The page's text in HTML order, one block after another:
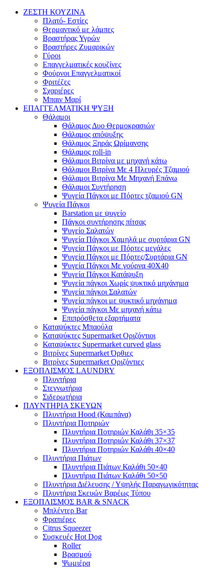
ΖΕΣΤΗ ΚΟΥΖΙΝΑ
Πλατό- Εστίες
Θερμαντικό με λάμπες
Βραστήρας Υγρών
Βραστήρες Ζυμαρικών
Γύροι
Επαγγελματικές κουζίνες
Φούρνοι Επαγγελματικοί
Φριτέζες
Σχαριέρες
Μπαιν Μαρί
ΕΠΑΓΓΕΛΜΑΤΙΚΗ ΨΥΞΗ
Θάλαμοι
Θάλαμος Δυο Θερμοκρασιών
Θάλαμος απόψυξης
Θάλαμος Ξηράς Ωρίμανσης
Θάλαμος roll-in
Θάλαμοι Βιτρίνα με μηχανή κάτω
Θάλαμοι Βιτρίνα Με 4 Πλευρές Τζαμιού
Θάλαμοι Βιτρίνα Με Μηχανή Επάνω
Θάλαμοι Συντήρηση
Ψυγεία Πάγκοι με Πόρτες τζαμιού GN
Ψυγεία Πάγκοι
Barstation με ψυγείο
Πάγκοι συντήρησης πίτσας
Ψυγείο Σαλατών
Ψυγεία Πάγκοι Χαμηλά με συρτάρια GN
Ψυγεία Πάγκοι με Πόρτες μεγάλες
Ψυγεία Πάγκοι με Πόρτες/Συρτάρια GN
Ψυγεία Πάγκοι Με γούρνα 40Χ40
Ψυγεία Πάγκοι Κατάψυξη
Ψυγεία πάγκοι Χωρίς ψυκτικό μηχάνημα
Ψυγεία πάγκοι Σαλατών
Ψυγεία πάγκοι με ψυκτικό μηχάνημα
Ψυγεία πάγκοι Με μηχανή κάτω
Επιπρόσθετα εξαρτήματα
Καταψύκτες Μπαούλα
Καταψύκτες Supermarket Οριζόντιοι
Καταψύκτες Supermarket curved glass
Βιτρίνες Supermarket Όρθιες
Βιτρίνες Supermarket Οριζόντιες
ΕΞΟΠΛΙΣΜΟΣ LAUNDRY
Πλυντήρια
Στεγνωτήρια
Σιδερωτήρια
ΠΛΥΝΤΗΡΙΑ ΣΚΕΥΩΝ
Πλυντήρια Hood (Καμπάνα)
Πλυντήρια Ποτηριών
Πλυντήρια Ποτηριών Καλάθι 35×35
Πλυντήρια Ποτηριών Καλάθι 37×37
Πλυντήρια Ποτηριών Καλάθι 40×40
Πλυντήρια Πιάτων
Πλυντήρια Πιάτων Καλάθι 50×40
Πλυντήρια Πιάτων Καλάθι 50×50
Πλυντήρια Διέλευσης / Υψηλής Παραγωγικότητας
Πλυντήρια Σκευών Βαρέως Τύπου
ΕΞΟΠΛΙΣΜΟΣ BAR & SNACK
Μπλέντερ Bar
Φραπιέρες
Citrus Squeezer
Συσκευές Hot Dog
Roller
Βρασμού
Ψωμιέρα